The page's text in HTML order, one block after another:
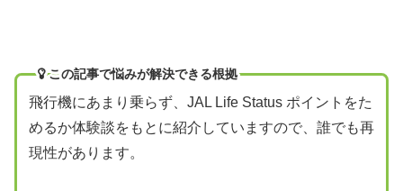
この記事で悩みが解決できる根拠
飛行機にあまり乗らず、JAL Life Status ポイントをた
めるか体験談をもとに紹介していますので、誰でも再
現性があります。